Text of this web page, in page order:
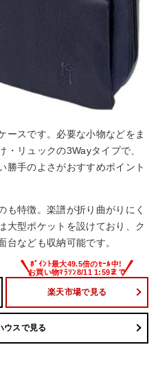
ースです。必要な小物などをま
・リュックの3Wayタイプで、
勝手のよさがおすすめポイント
も特徴。楽譜が折り曲がりにく
大型ポケットを設けており、ク
台なども収納可能です。
楽天市場で見る
ウスで見る